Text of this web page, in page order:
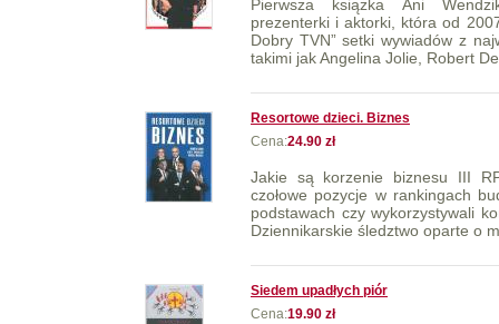
Pierwsza książka Ani
prezenterki i aktorki, która od
Dobry TVN” setki wywiadów z
takimi jak Angelina Jolie, Robert
Resortowe dzieci. Biznes
Cena:24.90 zł
Jakie są korzenie biznesu III
czołowe pozycje w rankingach
podstawach czy wykorzystywali
Dziennikarskie śledztwo oparte o
Siedem upadłych piór
Cena:19.90 zł